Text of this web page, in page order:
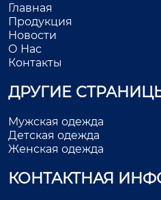
Главная
Продукция
Новости
О Нас
Контакты
ДРУГИЕ
Мужская одежда
Детская одежда
Женская одежда
КОНТАКТНАЯ